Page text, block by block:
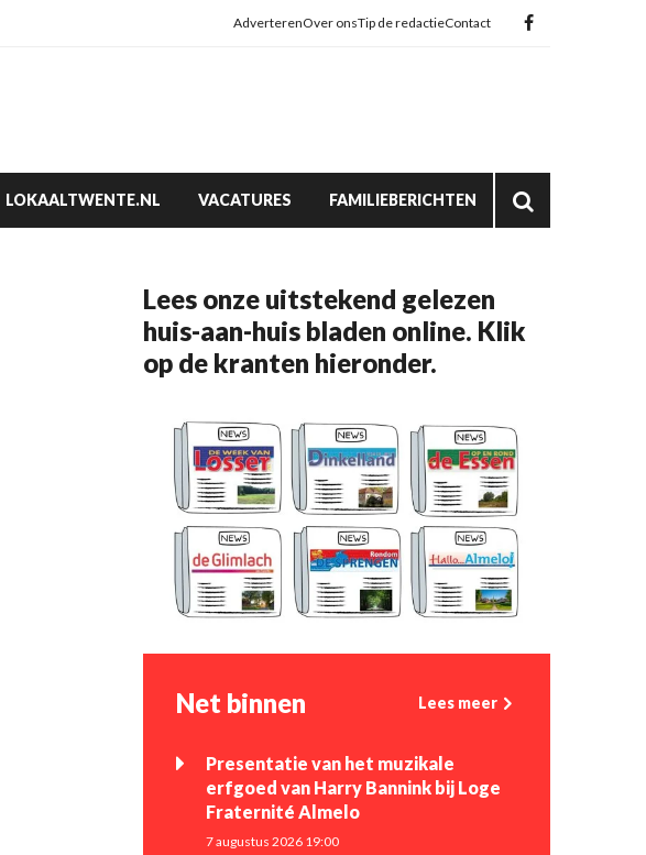
AdverterenOver onsTip de redactieContact
LOKAALTWENTE.NL VACATURES FAMILIEBERICHTEN
Lees onze uitstekend gelezen
huis-aan-huis bladen online. Klik
op de kranten hieronder.
Net binnen Lees meer
Presentatie van het muzikale
erfgoed van Harry Bannink bij Loge
Fraternité Almelo
7 augustus 2026 19:00